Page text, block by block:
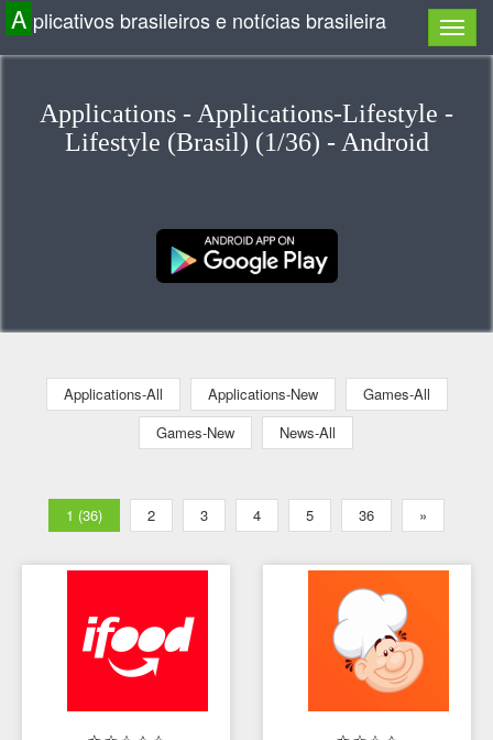
A plicativos brasileiros e notícias brasileira
Applications - Applications-Lifestyle -
Lifestyle (Brasil) (1/36) - Android
Applications-All Applications-New
Games-All
Games-New
News-All
1 (36) 2 3 4 5 36 »